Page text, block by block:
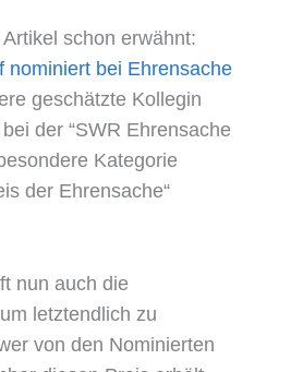
schon erwähnt:
nominiert bei Ehrensache
geschätzte Kollegin
der “SWR Ehrensache
Kategorie
der Ehrensache“
nun auch die
letztendlich zu
von den Nominierten